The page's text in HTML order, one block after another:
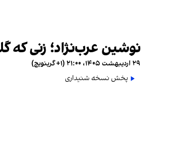
نوشین عرب‌نژاد؛ زنی که
۲۹ اردیبهشت ۱۴۰۵، ۲۱:۰۰ (‎+۱ گرینویچ)
پخش نسخه شنیداری